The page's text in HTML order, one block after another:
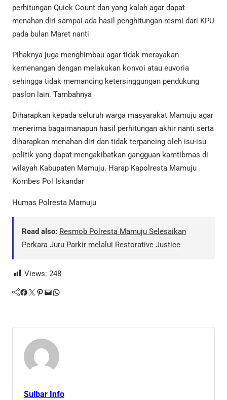
perhitungan Quick Count dan yang kalah agar dapat
menahan diri sampai ada hasil penghitungan resmi dari KPU
pada bulan Maret nanti
Pihaknya juga menghimbau agar tidak merayakan
kemenangan dengan melakukan konvoi atau euvoria
sehingga tidak memancing ketersinggungan pendukung
paslon lain. Tambahnya
Diharapkan kepada seluruh warga masyarakat Mamuju agar
menerima bagaimanapun hasil perhitungan akhir nanti serta
diharapkan menahan diri dan tidak terpancing oleh isu-isu
politik yang dapat mengakibatkan gangguan kamtibmas di
wilayah Kabupaten Mamuju. Harap Kapolresta Mamuju
Kombes Pol Iskandar
Humas Polresta Mamuju
Read also: Resmob Polresta Mamuju Selesaikan
Perkara Juru Parkir melalui Restorative Justice
Views: 248
Facebook Twitter Pinterest Mail WhatsApp
Sulbar Info